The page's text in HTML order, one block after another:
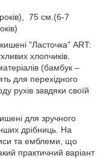
75 см.(6-7
"Ласточка" ART:
хлопчиків.
(бамбук –
для перехідного
рухів завдяки своїй
для зручного
дрібниць. На
та емблеми, що
практичний варіант